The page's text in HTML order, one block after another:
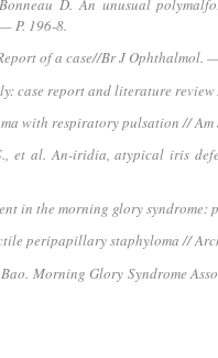
D. An unusual
P. 196-8.
of a case//Br J
case report and literature
with respiratory pulsation //
et al. An-iridia, atypical iris
in the morning glory
peripapillary staphyloma //
Morning Glory Syndrome